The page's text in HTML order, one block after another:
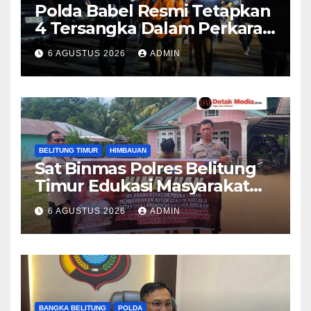
Polda Babel Resmi Tetapkan
4 Tersangka Dalam Perkara
52,5 Ton Pasir Timah Ilegal Di
Belitung
6 AGUSTUS 2026 ADMIN
BELITUNG TIMUR HIMBAUAN
Sat Binmas Polres Belitung
Timur Edukasi Masyarakat
Desa Padang tentang
Bahaya Karhutla
6 AGUSTUS 2026 ADMIN
BANGKA BELITUNG POLDA